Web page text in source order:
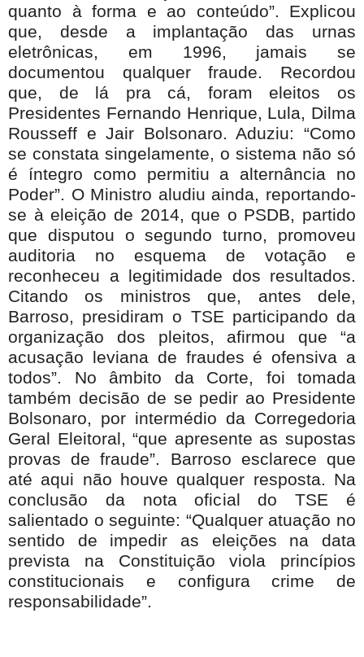
quanto à forma e ao conteúdo”. Explicou
que, desde a implantação das urnas
eletrônicas, em 1996, jamais se
documentou qualquer fraude. Recordou
que, de lá pra cá, foram eleitos os
Presidentes Fernando Henrique, Lula, Dilma
Rousseff e Jair Bolsonaro. Aduziu: “Como
se constata singelamente, o sistema não só
é íntegro como permitiu a alternância no
Poder”. O Ministro aludiu ainda, reportando-
se à eleição de 2014, que o PSDB, partido
que disputou o segundo turno, promoveu
auditoria no esquema de votação e
reconheceu a legitimidade dos resultados.
Citando os ministros que, antes dele,
Barroso, presidiram o TSE participando da
organização dos pleitos, afirmou que “a
acusação leviana de fraudes é ofensiva a
todos”. No âmbito da Corte, foi tomada
também decisão de se pedir ao Presidente
Bolsonaro, por intermédio da Corregedoria
Geral Eleitoral, “que apresente as supostas
provas de fraude”. Barroso esclarece que
até aqui não houve qualquer resposta. Na
conclusão da nota oficial do TSE é
salientado o seguinte: “Qualquer atuação no
sentido de impedir as eleições na data
prevista na Constituição viola princípios
constitucionais e configura crime de
responsabilidade”.